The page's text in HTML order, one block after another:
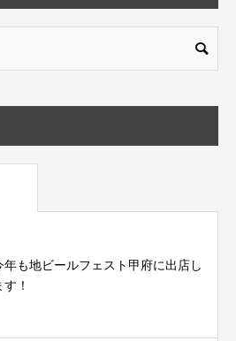
年も地ビールフェスト甲府に出店し
す！